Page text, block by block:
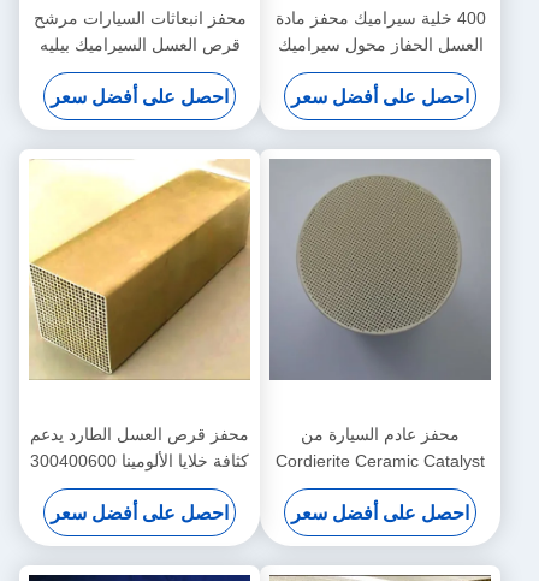
400 خلية سيراميك محفز مادة
العسل الحفاز محول سيراميك
بيضاوي مضمار السباق
احصل على أفضل سعر
محفز انبعاثات السيارات مرشح
قرص العسل السيراميك بيليه
مربع ISO14001
احصل على أفضل سعر
محفز عادم السيارة من
Cordierite Ceramic Catalyst
Carrier Honeycomb هيكل
احصل على أفضل سعر
محفز قرص العسل الطارد يدعم
كثافة خلايا الألومينا 300400600
احصل على أفضل سعر